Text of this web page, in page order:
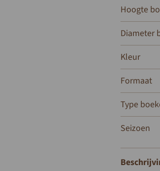
Hoogte
Diameter
Kleur
Formaat
Type
Seizoen